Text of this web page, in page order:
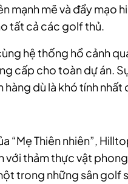
mạnh mẽ và đầy mạo
tất cả các golf thủ.
hệ thống hồ cảnh
cấp cho toàn dự án.
hàng dù là khó tính nhất
“Mẹ Thiên nhiên”,
với thảm thực vật
trong những sân golf